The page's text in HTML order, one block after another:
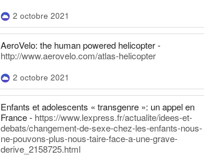
2 octobre 2021
AeroVelo: the human powered helicopter -
http://www.aerovelo.com/atlas-helicopter
2 octobre 2021
Enfants et adolescents « transgenre »: un appel en
France - https://www.lexpress.fr/actualite/idees-et-
debats/changement-de-sexe-chez-les-enfants-nous-
ne-pouvons-plus-nous-taire-face-a-une-grave-
derive_2158725.html